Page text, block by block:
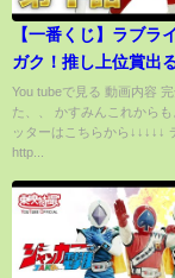
【一番くじ】ラブラ
ガク！推し上位賞出
たら最速終了ww（一
ブライブ、虹ヶ咲学
アイドル同好会）
You tubeで見る 動画内容 完
た、、 かすみんこれから
ッターはこちらから↓↓↓↓↓
http...